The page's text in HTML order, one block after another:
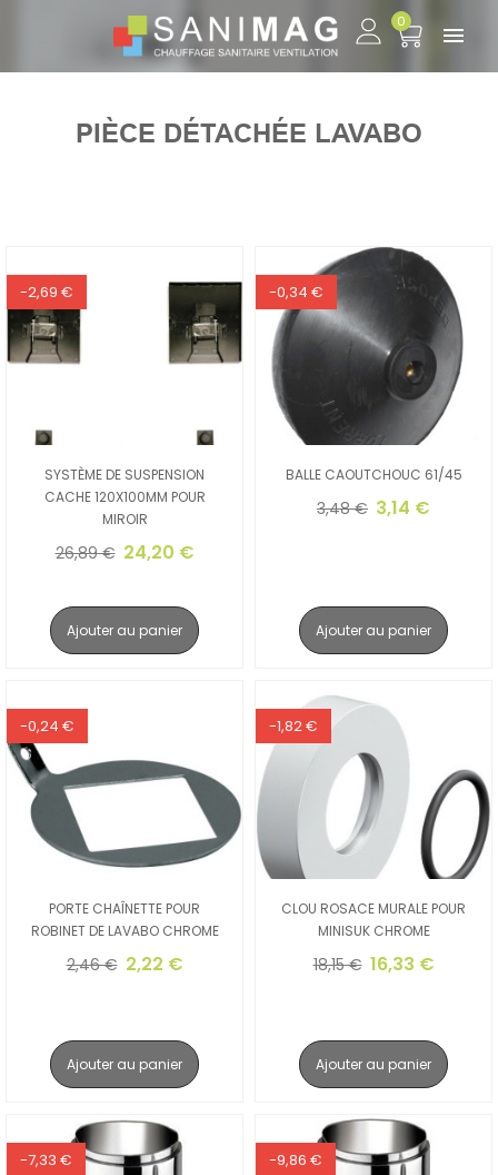

0
PIÈCE DÉTACHÉE LAVABO
SYSTÈME DE SUSPENSION
CACHE 120X100MM POUR
MIROIR
26,89 € 24,20 €
Ajouter au panier
-2,69 €
BALLE CAOUTCHOUC 61/45
3,48 € 3,14 €
Ajouter au panier
-0,34 €
PORTE CHAÎNETTE POUR
ROBINET DE LAVABO CHROME
2,46 € 2,22 €
Ajouter au panier
-0,24 €
CLOU ROSACE MURALE POUR
MINISUK CHROME
18,15 € 16,33 €
Ajouter au panier
-1,82 €
-7,33 € -9,86 €